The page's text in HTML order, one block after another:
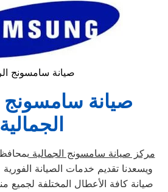
صيانة سامسونج
صيانة سامسونج
الجمالية
مركز صيانة سامسونج الجمالية
ويسعدنا تقديم خدمات الصيانة الفورية
صيانة كافة الأعطال المختلفة